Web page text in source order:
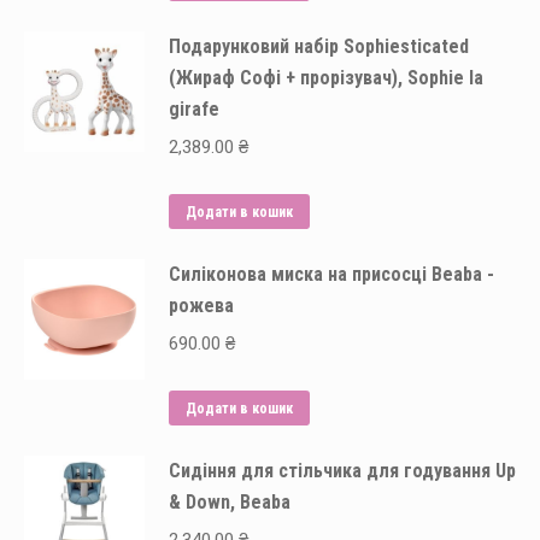
Подарунковий набір Sophiesticated
(Жираф Софі + прорізувач), Sophie la
girafe
2,389.00 ₴
Додати в кошик
Силіконова миска на присосці Beaba -
рожева
690.00 ₴
Додати в кошик
Сидіння для стільчика для годування Up
& Down, Beaba